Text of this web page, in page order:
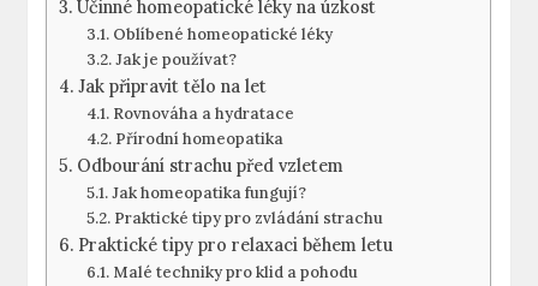
Účinné homeopatické léky na úzkost
Oblíbené homeopatické léky
Jak je používat?
Jak připravit tělo na let
Rovnováha a hydratace
Přírodní homeopatika
Odbourání strachu před vzletem
Jak homeopatika fungují?
Praktické tipy pro zvládání strachu
Praktické tipy pro relaxaci během letu
Malé techniky pro klid a pohodu